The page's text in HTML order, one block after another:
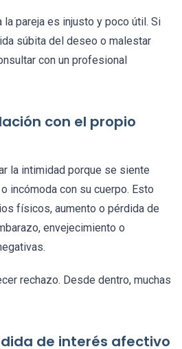
la pareja es injusto y poco útil. Si
súbita del deseo o malestar
con un profesional
con el propio
la intimidad porque se siente
incómoda con su cuerpo. Esto
físicos, aumento o pérdida de
envejecimiento o
rechazo. Desde dentro, muchas
de interés afectivo